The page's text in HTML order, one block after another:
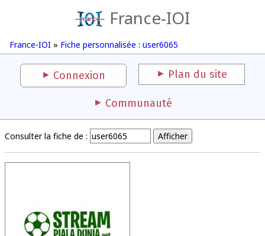
France-IOI
France-IOI » Fiche personnalisée : user6065
Connexion Plan du site
Communauté
Consulter la fiche de :